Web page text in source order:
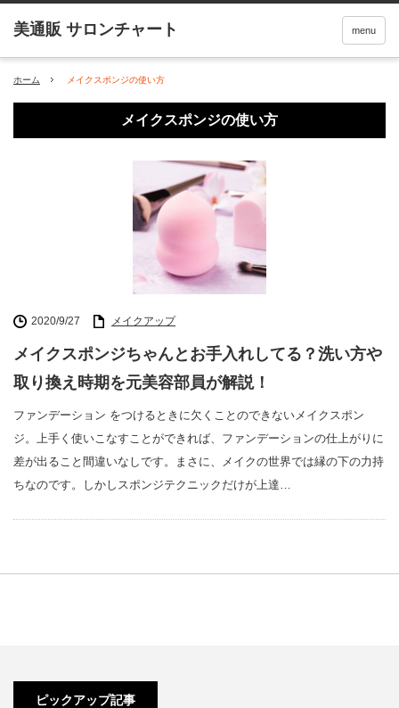
menu
ホーム メイクスポンジの使い方
メイクスポンジの使い方
2020/9/27 メイクアップ
メイクスポンジちゃんとお手入れしてる？洗い方や
取り換え時期を元美容部員が解説！
ファンデーション をつけるときに欠くことのできないメイクスポン
ジ。上手く使いこなすことができれば、ファンデーションの仕上がりに
差が出ること間違いなしです。まさに、メイクの世界では縁の下の力持
ちなのです。しかしスポンジテクニックだけが上達…
ピックアップ記事